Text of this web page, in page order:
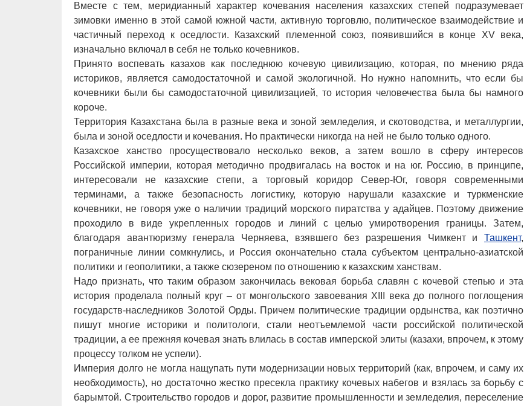
Вместе с тем, меридианный характер кочевания населения казахских степей подразумевает
зимовки именно в этой самой южной части, активную торговлю, политическое взаимодействие и
частичный переход к оседлости. Казахский племенной союз, появившийся в конце XV века,
изначально включал в себя не только кочевников.
Принято воспевать казахов как последнюю кочевую цивилизацию, которая, по мнению ряда
историков, является самодостаточной и самой экологичной. Но нужно напомнить, что если бы
кочевники были бы самодостаточной цивилизацией, то история человечества была бы намного
короче.
Территория Казахстана была в разные века и зоной земледелия, и скотоводства, и металлургии,
была и зоной оседлости и кочевания. Но практически никогда на ней не было только одного.
Казахское ханство просуществовало несколько веков, а затем вошло в сферу интересов
Российской империи, которая методично продвигалась на восток и на юг. Россию, в принципе,
интересовали не казахские степи, а торговый коридор Север-Юг, говоря современными
терминами, а также безопасность логистику, которую нарушали казахские и туркменские
кочевники, не говоря уже о наличии традиций морского пиратства у адайцев. Поэтому движение
проходило в виде укрепленных городов и линий с целью умиротворения границы. Затем,
благодаря авантюризму генерала Черняева, взявшего без разрешения Чимкент и Ташкент,
пограничные линии сомкнулись, и Россия окончательно стала субъектом центрально-азиатской
политики и геополитики, а также сюзереном по отношению к казахским ханствам.
Надо признать, что таким образом закончилась вековая борьба славян с кочевой степью и эта
история проделала полный круг – от монгольского завоевания XIII века до полного поглощения
государств-наследников Золотой Орды. Причем политические традиции ордынства, как поэтично
пишут многие историки и политологи, стали неотъемлемой части российской политической
традиции, а ее прежняя кочевая знать влилась в состав имперской элиты (казахи, впрочем, к этому
процессу толком не успели).
Империя долго не могла нащупать пути модернизации новых территорий (как, впрочем, и саму их
необходимость), но достаточно жестко пресекла практику кочевых набегов и взялась за борьбу с
барымтой. Строительство городов и дорог, развитие промышленности и земледелия, переселение